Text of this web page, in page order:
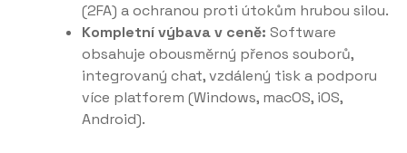
(2FA) a ochranou proti útokům hrubou silou.
Kompletní výbava v ceně: Software
obsahuje obousměrný přenos souborů,
integrovaný chat, vzdálený tisk a podporu
více platforem (Windows, macOS, iOS,
Android).